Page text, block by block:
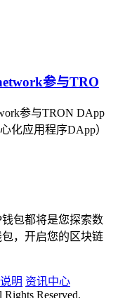
参与TRO
参与TRON DApp
化应用程序DApp）
包都将是您探索数
，开启您的区块链
明 资讯中心
Reserved.